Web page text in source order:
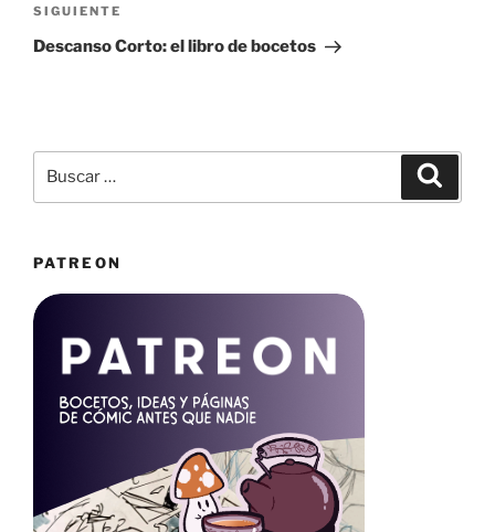
Siguiente
entrada
SIGUIENTE
Descanso Corto: el libro de bocetos
por:
PATREON